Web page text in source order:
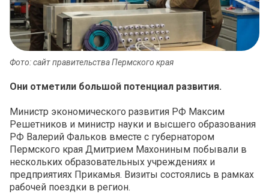
Фото: сайт правительства Пермского края
Они отметили большой потенциал развития.
Министр экономического развития РФ Максим
Решетников и министр науки и высшего образования
РФ Валерий Фальков вместе с губернатором
Пермского края Дмитрием Махониным побывали в
нескольких образовательных учреждениях и
предприятиях Прикамья. Визиты состоялись в рамках
рабочей поездки в регион.